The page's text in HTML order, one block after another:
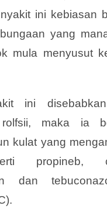
ini kebiasan
yang
mula menyusut
ini
rolfsii, maka ia
kulat yang
propineb,
dan